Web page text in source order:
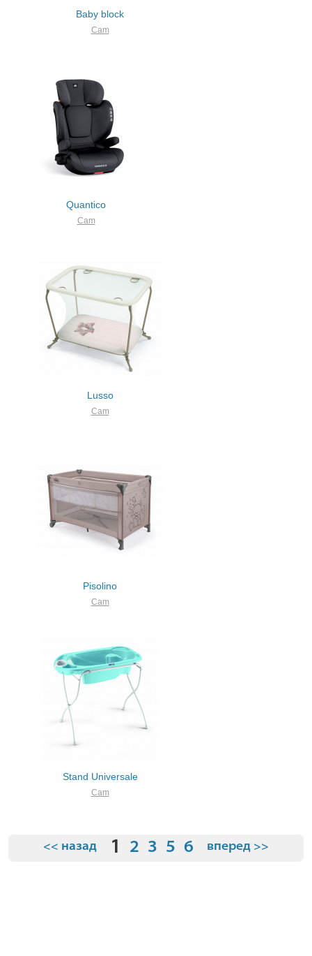
Baby block
Cam
Quantico
Cam
Lusso
Cam
Pisolino
Cam
Stand Universale
Cam
<< назад 1 2 3 5 6 вперед >>